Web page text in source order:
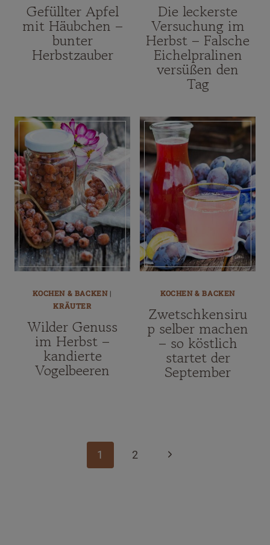
Gefüllter Apfel
mit Häubchen –
bunter
Herbstzauber
Die leckerste
Versuchung im
Herbst – Falsche
Eichelpralinen
versüßen den
Tag
KOCHEN & BACKEN|
KRÄUTER
Wilder Genuss
im Herbst –
kandierte
Vogelbeeren
KOCHEN & BACKEN
Zwetschkensiru
p selber machen
– so köstlich
startet der
September
1 2
Nächste